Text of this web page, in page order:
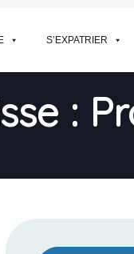
S’EXPATRIER
: